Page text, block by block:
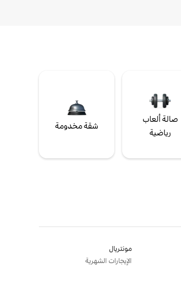
صالة ألعاب
رياضية
شقة مخدومة
مونتريال
الإيجارات الشهرية